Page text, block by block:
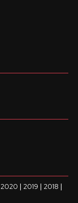
2020 | 2019 | 2018 |